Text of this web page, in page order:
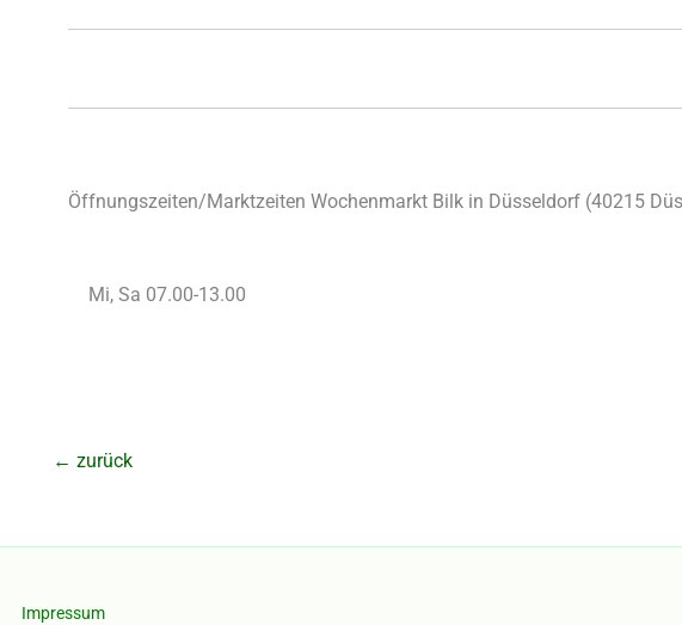
Öffnungszeiten/Marktzeiten Wochenmarkt Bilk in Düsseldorf (40215
Mi, Sa 07.00-13.00
← zurück
Impressum